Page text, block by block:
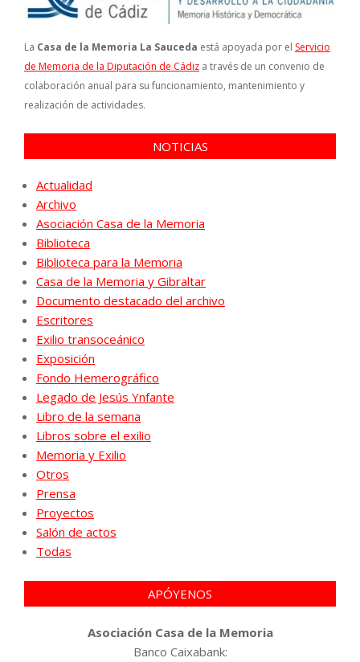
La Casa de la Memoria La Sauceda está apoyada por el Servicio
de Memoria de la Diputación de Cádiz a través de un convenio de
colaboración anual para su funcionamiento, mantenimiento y
realización de actividades.
NOTICIAS
Actualidad
Archivo
Asociación Casa de la Memoria
Biblioteca
Biblioteca para la Memoria
Casa de la Memoria y Gibraltar
Documento destacado del archivo
Escritores
Exilio transoceánico
Exposición
Fondo Hemerográfico
Legado de Jesús Ynfante
Libro de la semana
Libros sobre el exilio
Memoria y Exilio
Otros
Prensa
Proyectos
Salón de actos
Todas
APÓYENOS
Asociación Casa de la Memoria
Banco Caixabank: